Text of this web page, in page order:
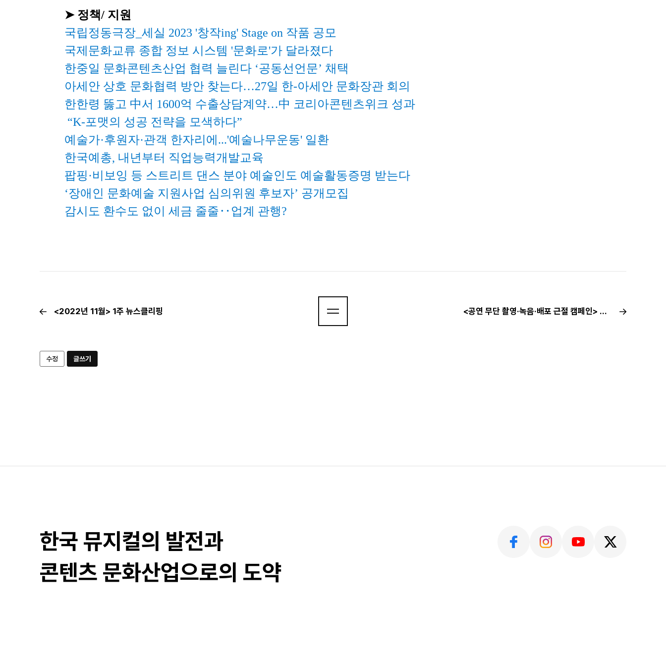
➤ 정책/ 지원
국립정동극장_세실 2023 '창작ing' Stage on 작품 공모
국제문화교류 종합 정보 시스템 '문화로'가 달라졌다
한중일 문화콘텐츠산업 협력 늘린다 ‘공동선언문’ 채택
아세안 상호 문화협력 방안 찾는다…27일 한-아세안 문화장관 회의
한한령 뚫고 中서 1600억 수출상담계약…中 코리아콘텐츠위크 성과
“K-포맷의 성공 전략을 모색하다”
예술가·후원자·관객 한자리에...'예술나무운동' 일환
한국예총, 내년부터 직업능력개발교육
팝핑·비보잉 등 스트리트 댄스 분야 예술인도 예술활동증명 받는다
‘장애인 문화예술 지원사업 심의위원 후보자’ 공개모집
감시도 환수도 없이 세금 줄줄‥업계 관행?
<2022년 11월> 1주 뉴스클리핑 <공연 무단 촬영·녹음·배포 근절 캠페인> 뮤지컬 밀녹·밀캠 집중 신고기간 | 10월 신고현황
수정 글쓰기
한국 뮤지컬의 발전과
콘텐츠 문화산업으로의 도약